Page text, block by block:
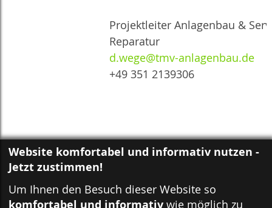
Projektleiter Anlagenbau &
Reparatur
d.wege@tmv-anlagenbau.de
+49 351 2139306
Website komfortabel und informativ nutzen -
Jetzt zustimmen!
Um Ihnen den Besuch dieser Website so
komfortabel und informativwie möglich zu